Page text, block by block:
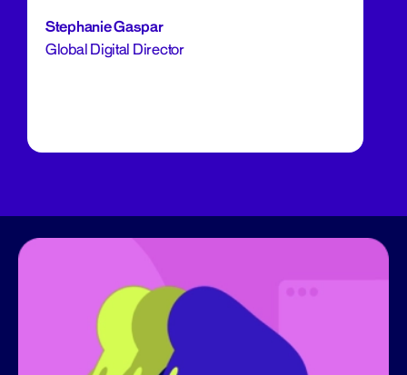
Stephanie Gaspar
Global Digital Director